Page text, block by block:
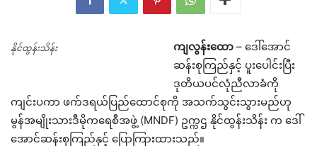
နိုင်ထွန်းသိန်း ကျလွန်းထော – ဒေါ်အောင်
ဆန်းစုကြည်နှင့် ပူးပေါင်းပြီး
ဒုတိယပင်လုံညီလာခံကို
ကျင်းပကာ ဖက်ဒရယ်ပြည်ထောင်စုကို အသက်သွင်းသွားမည်ဟု
မွန်အမျိုးသားဒီမိုကရေစီအဖွဲ့ (MNDF) ဥက္ကဌ နိုင်ထွန်းသိန်း က ဒေါ်
အောင်ဆန်းစုကြည်နှင့် ပြောကြားထားသည်။